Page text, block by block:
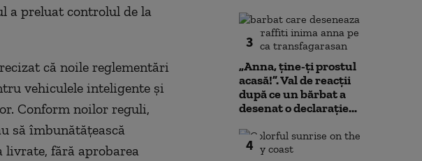
a preluat controlul de la
că noile reglementări
vehiculele inteligente şi
Conform noilor reguli,
să îmbunătăţească
livrate, fără aprobarea
3
„Anna, ţine-ţi prostul
acasă!”. Val de reacții
după ce un bărbat a
desenat o declarație...
4